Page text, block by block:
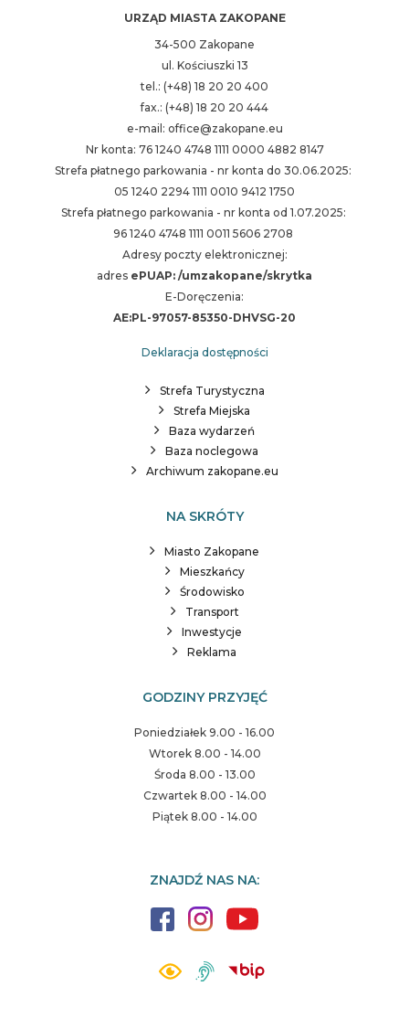
URZĄD MIASTA ZAKOPANE
34-500 Zakopane
ul. Kościuszki 13
tel.: (+48) 18 20 20 400
fax.: (+48) 18 20 20 444
e-mail: office@zakopane.eu
Nr konta: 76 1240 4748 1111 0000 4882 8147
Strefa płatnego parkowania - nr konta do 30.06.2025:
05 1240 2294 1111 0010 9412 1750
Strefa płatnego parkowania - nr konta od 1.07.2025:
96 1240 4748 1111 0011 5606 2708
Adresy poczty elektronicznej:
adres ePUAP: /umzakopane/skrytka
E-Doręczenia:
AE:PL-97057-85350-DHVSG-20
Deklaracja dostępności
Strefa Turystyczna
Strefa Miejska
Baza wydarzeń
Baza noclegowa
Archiwum zakopane.eu
NA SKRÓTY
Miasto Zakopane
Mieszkańcy
Środowisko
Transport
Inwestycje
Reklama
GODZINY PRZYJĘĆ
Poniedziałek 9.00 - 16.00
Wtorek 8.00 - 14.00
Środa 8.00 - 13.00
Czwartek 8.00 - 14.00
Piątek 8.00 - 14.00
ZNAJDŹ NAS NA: